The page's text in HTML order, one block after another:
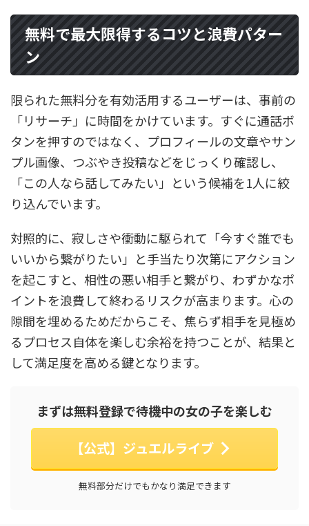
無料で最大限得するコツと浪費パター
ン
限られた無料分を有効活用するユーザーは、事前の
「リサーチ」に時間をかけています。すぐに通話ボ
タンを押すのではなく、プロフィールの文章やサン
プル画像、つぶやき投稿などをじっくり確認し、
「この人なら話してみたい」という候補を1人に絞
り込んでいます。
対照的に、寂しさや衝動に駆られて「今すぐ誰でも
いいから繋がりたい」と手当たり次第にアクション
を起こすと、相性の悪い相手と繋がり、わずかなポ
イントを浪費して終わるリスクが高まります。心の
隙間を埋めるためだからこそ、焦らず相手を見極め
るプロセス自体を楽しむ余裕を持つことが、結果と
して満足度を高める鍵となります。
まずは無料登録で待機中の女の子を楽しむ
【公式】ジュエルライブ
無料部分だけでもかなり満足できます